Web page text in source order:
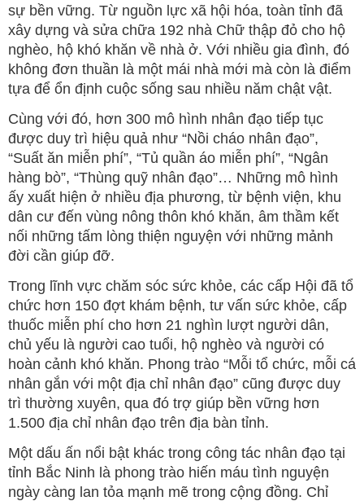
sự bền vững. Từ nguồn lực xã hội hóa, toàn tỉnh đã
xây dựng và sửa chữa 192 nhà Chữ thập đỏ cho hộ
nghèo, hộ khó khăn về nhà ở. Với nhiều gia đình, đó
không đơn thuần là một mái nhà mới mà còn là điểm
tựa để ổn định cuộc sống sau nhiều năm chật vật.
Cùng với đó, hơn 300 mô hình nhân đạo tiếp tục
được duy trì hiệu quả như “Nồi cháo nhân đạo”,
“Suất ăn miễn phí”, “Tủ quần áo miễn phí”, “Ngân
hàng bò”, “Thùng quỹ nhân đạo”… Những mô hình
ấy xuất hiện ở nhiều địa phương, từ bệnh viện, khu
dân cư đến vùng nông thôn khó khăn, âm thầm kết
nối những tấm lòng thiện nguyện với những mảnh
đời cần giúp đỡ.
Trong lĩnh vực chăm sóc sức khỏe, các cấp Hội đã tổ
chức hơn 150 đợt khám bệnh, tư vấn sức khỏe, cấp
thuốc miễn phí cho hơn 21 nghìn lượt người dân,
chủ yếu là người cao tuổi, hộ nghèo và người có
hoàn cảnh khó khăn. Phong trào “Mỗi tổ chức, mỗi cá
nhân gắn với một địa chỉ nhân đạo” cũng được duy
trì thường xuyên, qua đó trợ giúp bền vững hơn
1.500 địa chỉ nhân đạo trên địa bàn tỉnh.
Một dấu ấn nổi bật khác trong công tác nhân đạo tại
tỉnh Bắc Ninh là phong trào hiến máu tình nguyện
ngày càng lan tỏa mạnh mẽ trong cộng đồng. Chỉ